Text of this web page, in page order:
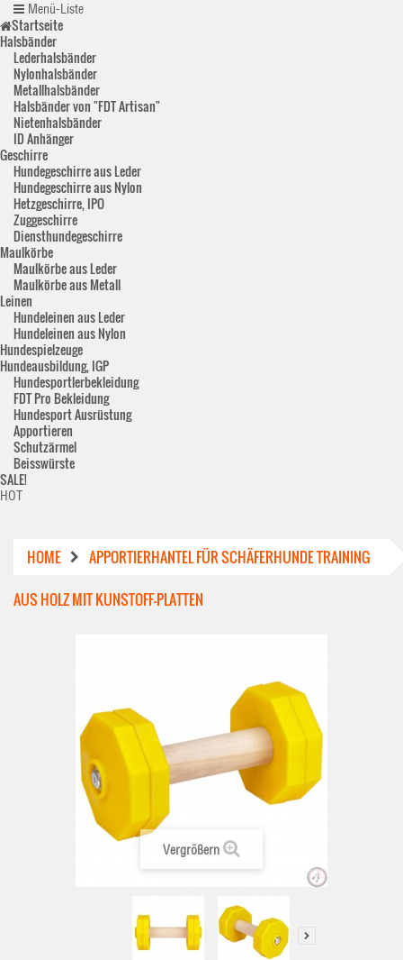
Menü-Liste
Startseite
Halsbänder
Lederhalsbänder
Nylonhalsbänder
Metallhalsbänder
Halsbänder von "FDT Artisan"
Nietenhalsbänder
ID Anhänger
Geschirre
Hundegeschirre aus Leder
Hundegeschirre aus Nylon
Hetzgeschirre, IPO
Zuggeschirre
Diensthundegeschirre
Maulkörbe
Maulkörbe aus Leder
Maulkörbe aus Metall
Leinen
Hundeleinen aus Leder
Hundeleinen aus Nylon
Hundespielzeuge
Hundeausbildung, IGP
Hundesportlerbekleidung
FDT Pro Bekleidung
Hundesport Ausrüstung
Apportieren
Schutzärmel
Beisswürste
SALE!
HOT
HOME
APPORTIERHANTEL FÜR SCHÄFERHUNDE TRAINING
AUS HOLZ MIT KUNSTOFF-PLATTEN
Vergrößern